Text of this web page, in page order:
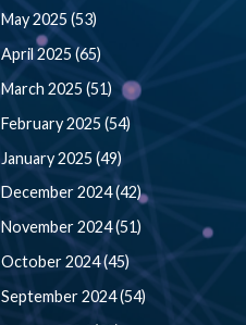
May 2025 (53)
April 2025 (65)
March 2025 (51)
February 2025 (54)
January 2025 (49)
December 2024 (42)
November 2024 (51)
October 2024 (45)
September 2024 (54)